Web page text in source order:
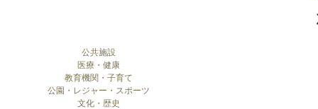
公共施設
医療・健康
教育機関・子育て
公園・レジャー・スポーツ
文化・歴史